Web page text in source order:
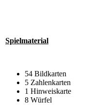
Spielmaterial
54 Bildkarten
5 Zahlenkarten
1 Hinweiskarte
8 Würfel